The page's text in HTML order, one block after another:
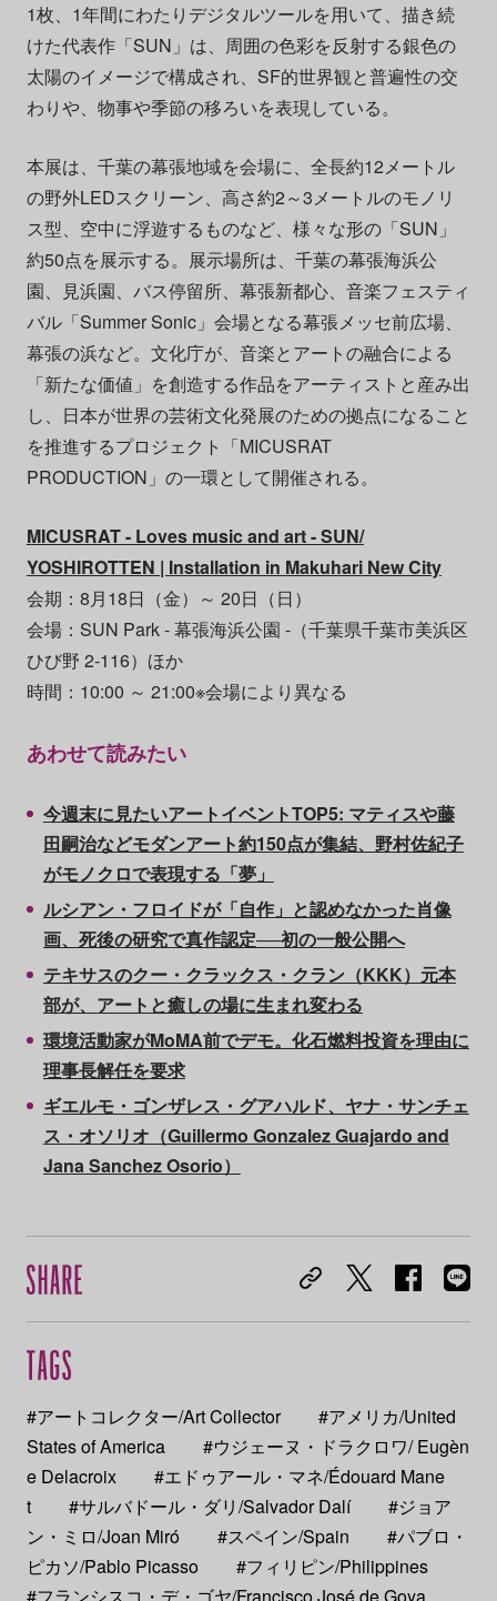
1枚、1年間にわたりデジタルツールを用いて、描き続
けた代表作「SUN」は、周囲の色彩を反射する銀色の
太陽のイメージで構成され、SF的世界観と普遍性の交
わりや、物事や季節の移ろいを表現している。
本展は、千葉の幕張地域を会場に、全長約12メートル
の野外LEDスクリーン、高さ約2～3メートルのモノリ
ス型、空中に浮遊するものなど、様々な形の「SUN」
約50点を展示する。展示場所は、千葉の幕張海浜公
園、見浜園、バス停留所、幕張新都心、音楽フェスティ
バル「Summer Sonic」会場となる幕張メッセ前広場、
幕張の浜など。文化庁が、音楽とアートの融合による
「新たな価値」を創造する作品をアーティストと産み出
し、日本が世界の芸術文化発展のための拠点になること
を推進するプロジェクト「MICUSRAT
PRODUCTION」の一環として開催される。
MICUSRAT - Loves music and art - SUN/
YOSHIROTTEN | Installation in Makuhari New City
会期：8月18日（金）～ 20日（日）
会場：SUN Park - 幕張海浜公園 -（千葉県千葉市美浜区
ひび野 2-116）ほか
時間：10:00 ～ 21:00※会場により異なる
あわせて読みたい
今週末に見たいアートイベントTOP5: マティスや藤
田嗣治などモダンアート約150点が集結、野村佐紀子
がモノクロで表現する「夢」
ルシアン・フロイドが「自作」と認めなかった肖像
画、死後の研究で真作認定──初の一般公開へ
テキサスのクー・クラックス・クラン（KKK）元本
部が、アートと癒しの場に生まれ変わる
環境活動家がMoMA前でデモ。化石燃料投資を理由に
理事長解任を要求
ギエルモ・ゴンザレス・グアハルド、ヤナ・サンチェ
ス・オソリオ（Guillermo Gonzalez Guajardo and
Jana Sanchez Osorio）
#アートコレクター/Art Collector
#アメリカ/United
States of America
#ウジェーヌ・ドラクロワ/ Eugèn
e Delacroix
#エドゥアール・マネ/Édouard Mane
t
#サルバドール・ダリ/Salvador Dalí
#ジョア
ン・ミロ/Joan Miró
#スペイン/Spain
#パブロ・
ピカソ/Pablo Picasso
#フィリピン/Philippines